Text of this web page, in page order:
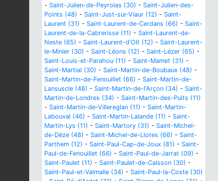
- Saint-Julien-de-Peyrolas (30) - Saint-Julien-des-
Points (48) - Saint-Just-sur-Viaur (12) - Saint-
Laurent (31) - Saint-Laurent-de-Cerdans (66) - Saint-
Laurent-de-la-Cabrerisse (11) - Saint-Laurent-de-
Neste (65) - Saint-Laurent-d'Olt (12) - Saint-Laurent-
le-Minier (30) - Saint-Léons (12) - Saint-Lézer (65) -
Saint-Louis-et-Parahou (11) - Saint-Mamet (31) -
Saint-Martial (30) - Saint-Martin-de-Boubaux (48) -
Saint-Martin-de-Fenouillet (66) - Saint-Martin-de-
Lansuscle (48) - Saint-Martin-de-l'Arçon (34) - Saint-
Martin-de-Londres (34) - Saint-Martin-des-Puits (11)
- Saint-Martin-de-Villereglan (11) - Saint-Martin-
Labouval (46) - Saint-Martin-Lalande (11) - Saint-
Martin-Lys (11) - Saint-Martory (31) - Saint-Michel-
de-Dèze (48) - Saint-Michel-de-Llotes (66) - Saint-
Parthem (12) - Saint-Paul-Cap-de-Joux (81) - Saint-
Paul-de-Fenouillet (66) - Saint-Paul-de-Jarrat (09) -
Saint-Paulet (11) - Saint-Paulet-de-Caisson (30) -
Saint-Paul-et-Valmalle (34) - Saint-Paul-la-Coste (30)